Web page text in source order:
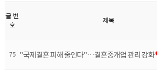
글 번
호
제목
75 "국제결혼 피해 줄인다"…결혼중개업 관리 강화